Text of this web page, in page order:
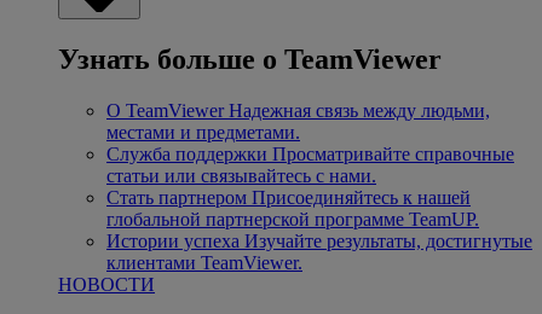
Узнать больше о TeamViewer
О TeamViewer Надежная связь между людьми,
местами и предметами.
Служба поддержки Просматривайте справочные
статьи или связывайтесь с нами.
Стать партнером Присоединяйтесь к нашей
глобальной партнерской программе TeamUP.
Истории успеха Изучайте результаты, достигнутые
клиентами TeamViewer.
НОВОСТИ